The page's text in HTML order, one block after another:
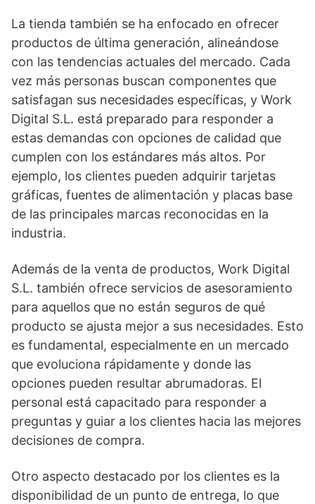
La tienda también se ha enfocado en ofrecer
productos de última generación, alineándose
con las tendencias actuales del mercado. Cada
vez más personas buscan componentes que
satisfagan sus necesidades específicas, y Work
Digital S.L. está preparado para responder a
estas demandas con opciones de calidad que
cumplen con los estándares más altos. Por
ejemplo, los clientes pueden adquirir tarjetas
gráficas, fuentes de alimentación y placas base
de las principales marcas reconocidas en la
industria.
Además de la venta de productos, Work Digital
S.L. también ofrece servicios de asesoramiento
para aquellos que no están seguros de qué
producto se ajusta mejor a sus necesidades. Esto
es fundamental, especialmente en un mercado
que evoluciona rápidamente y donde las
opciones pueden resultar abrumadoras. El
personal está capacitado para responder a
preguntas y guiar a los clientes hacia las mejores
decisiones de compra.
Otro aspecto destacado por los clientes es la
disponibilidad de un punto de entrega, lo que